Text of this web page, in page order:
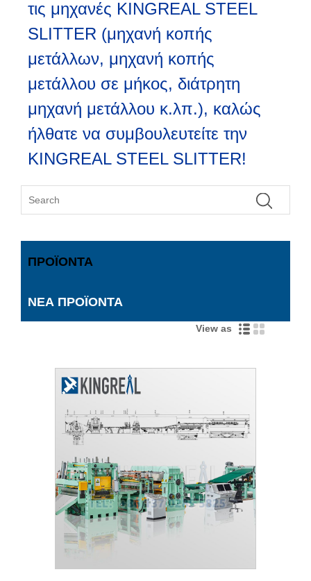
τις μηχανές KINGREAL STEEL
SLITTER (μηχανή κοπής
μετάλλων, μηχανή κοπής
μετάλλου σε μήκος, διάτρητη
μηχανή μετάλλου κ.λπ.), καλώς
ήλθατε να συμβουλευτείτε την
KINGREAL STEEL SLITTER!
ΠΡΟΪΌΝΤΑ
ΝΈΑ ΠΡΟΪΌΝΤΑ
View as